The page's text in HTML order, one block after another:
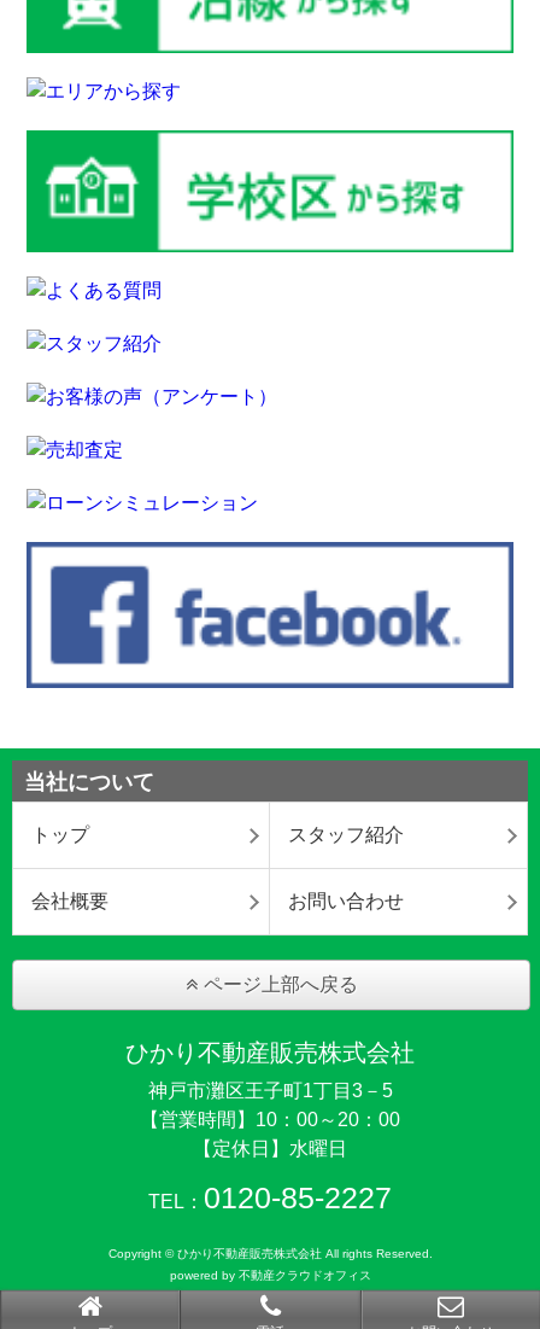
当社について
トップ スタッフ紹介
会社概要 お問い合わせ
ページ上部へ戻る
ひかり不動産販売株式会社
神戸市灘区王子町1丁目3－5
【営業時間】10：00～20：00
【定休日】水曜日
TEL： 0120-85-2227
Copyright © ひかり不動産販売株式会社 All rights Reserved.
powered by 不動産クラウドオフィス